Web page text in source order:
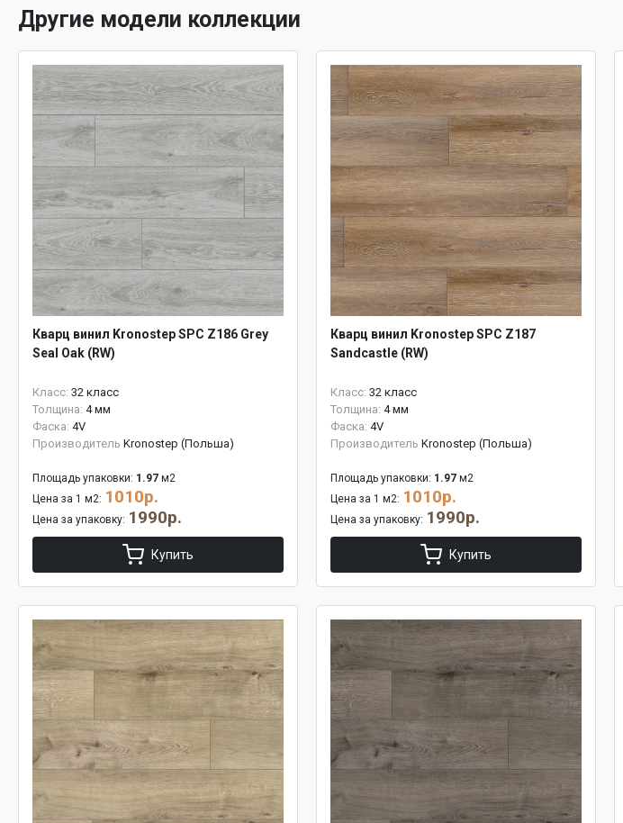
Другие модели коллекции
Кварц винил Kronostep SPC Z186 Grey
Seal Oak (RW)
Класс: 32 класс
Толщина: 4 мм
Фаска: 4V
Производитель Kronostep (Польша)
Площадь упаковки: 1.97 м2
Цена за 1 м2: 1010р.
Цена за упаковку: 1990р.
Купить
Кварц винил Kronostep SPC Z187
Sandcastle (RW)
Класс: 32 класс
Толщина: 4 мм
Фаска: 4V
Производитель Kronostep (Польша)
Площадь упаковки: 1.97 м2
Цена за 1 м2: 1010р.
Цена за упаковку: 1990р.
Купить